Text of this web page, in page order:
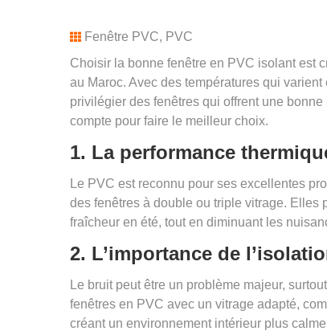
Fenêtre PVC, PVC
Choisir la bonne fenêtre en PVC isolant est
au Maroc. Avec des températures qui
privilégier des fenêtres qui offrent une bonne
compte pour faire le meilleur choix.
1. La performance
Le PVC est reconnu pour ses excellentes
des fenêtres à double ou triple vitrage. Elles
fraîcheur en été, tout en diminuant les
2. L’importance de
Le bruit peut être un problème majeur,
fenêtres en PVC avec un vitrage adapté,
créant un environnement intérieur plus